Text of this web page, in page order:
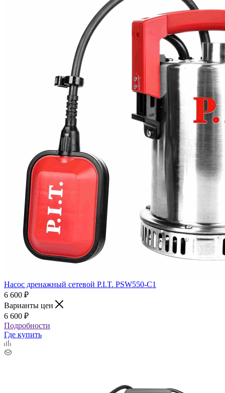
Насос дренажный сетевой P.I.T. PSW550-C1
6 600 ₽
Варианты цен
6 600 ₽
Подробности
Где купить